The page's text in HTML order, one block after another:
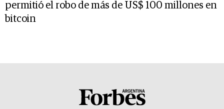
permitió el robo de más de US$ 100 millones en
bitcoin